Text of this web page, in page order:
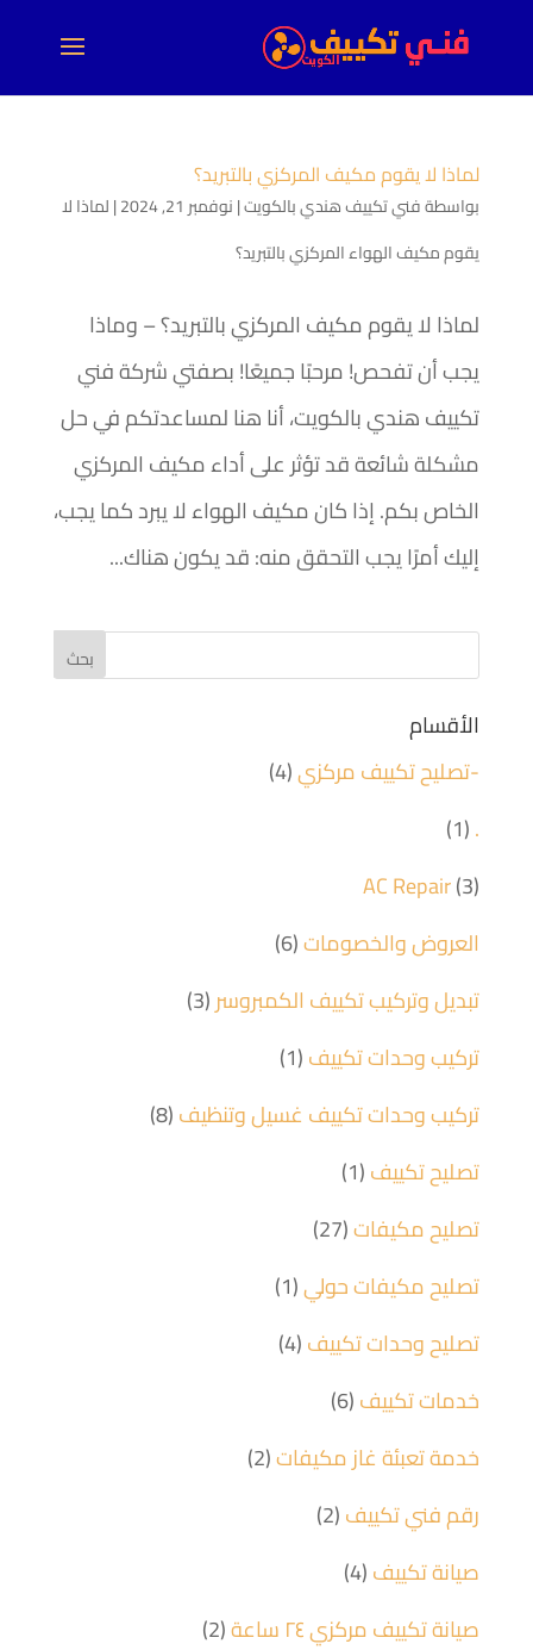
لماذا لا يقوم مكيف المركزي بالتبريد؟
بواسطةفني تكييف هندي بالكويت|نوفمبر 21, 2024 |لماذا لا
يقوم مكيف الهواء المركزي بالتبريد؟
لماذا لا يقوم مكيف المركزي بالتبريد؟ – وماذا
يجب أن تفحص! مرحبًا جميعًا! بصفتي شركة فني
تكييف هندي بالكويت، أنا هنا لمساعدتكم في حل
مشكلة شائعة قد تؤثر على أداء مكيف المركزي
الخاص بكم. إذا كان مكيف الهواء لا يبرد كما يجب،
إليك أمرًا يجب التحقق منه: قد يكون هناك...
الأقسام
-تصليح تكييف مركزي(4)
.
(1)
AC Repair(3)
العروض والخصومات(6)
تبديل وتركيب تكييف الكمبروسر(3)
تركيب وحدات تكييف(1)
تركيب وحدات تكييف غسيل وتنظيف(8)
تصليح تكييف(1)
تصليح مكيفات(27)
تصليح مكيفات حولي(1)
تصليح وحدات تكييف(4)
خدمات تكييف(6)
خدمة تعبئة غاز مكيفات(2)
رقم فني تكييف(2)
صيانة تكييف(4)
صيانة تكييف مركزي ٢٤ ساعة
(2)